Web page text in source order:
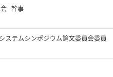
会 幹事
テムシンポジウム論文委員会委員